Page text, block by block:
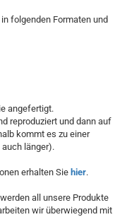
folgenden Formaten und
angefertigt.
reproduziert und dann auf
kommt es zu einer
auch länger).
erhalten Sie hier.
all unsere Produkte
wir überwiegend mit